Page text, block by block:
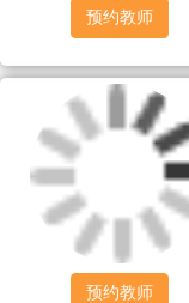
预约教师
预约教师